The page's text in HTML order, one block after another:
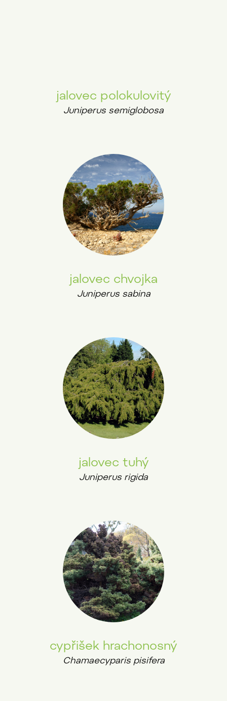
jalovec polokulovitý
Juniperus semiglobosa
jalovec chvojka
Juniperus sabina
jalovec tuhý
Juniperus rigida
cypřišek hrachonosný
Chamaecyparis pisifera